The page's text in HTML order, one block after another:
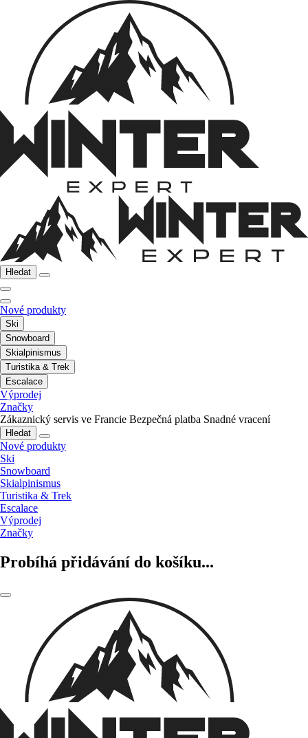
Hledat
Nové produkty
Ski
Snowboard
Skialpinismus
Turistika & Trek
Escalace
Výprodej
Značky
Zákaznický servis ve Francie Bezpečná platba Snadné vracení
Hledat
Nové produkty
Ski
Snowboard
Skialpinismus
Turistika & Trek
Escalace
Výprodej
Značky
Probíhá přidávání do košíku...